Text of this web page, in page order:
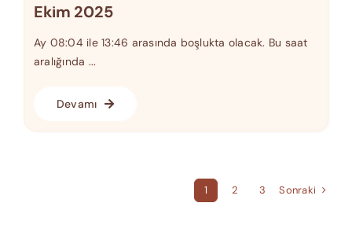
Ekim 2025
Ay 08:04 ile 13:46 arasında boşlukta olacak. Bu saat
aralığında ...
Devamı
1 2 3 Sonraki